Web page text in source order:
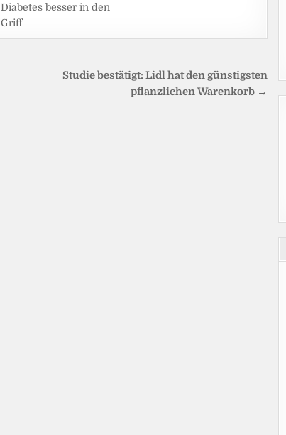
Diabetes besser in den
Griff
Studie bestätigt: Lidl hat den günstigsten
pflanzlichen Warenkorb →